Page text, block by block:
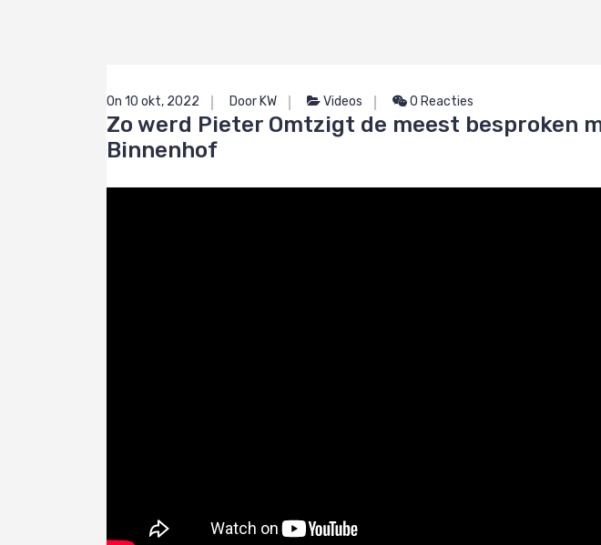
On 10 okt, 2022 Door KW Videos 0 Reacties
Zo werd Pieter Omtzigt de meest besproken
Binnenhof